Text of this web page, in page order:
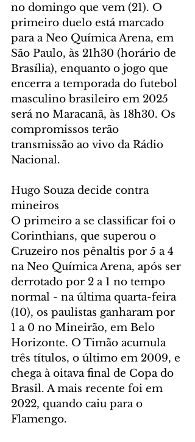
no domingo que vem (21). O
primeiro duelo está marcado
para a Neo Química Arena, em
São Paulo, às 21h30 (horário de
Brasília), enquanto o jogo que
encerra a temporada do futebol
masculino brasileiro em 2025
será no Maracanã, às 18h30. Os
compromissos terão
transmissão ao vivo da Rádio
Nacional.
Hugo Souza decide contra
mineiros
O primeiro a se classificar foi o
Corinthians, que superou o
Cruzeiro nos pênaltis por 5 a 4
na Neo Química Arena, após ser
derrotado por 2 a 1 no tempo
normal - na última quarta-feira
(10), os paulistas ganharam por
1 a 0 no Mineirão, em Belo
Horizonte. O Timão acumula
três títulos, o último em 2009, e
chega à oitava final de Copa do
Brasil. A mais recente foi em
2022, quando caiu para o
Flamengo.